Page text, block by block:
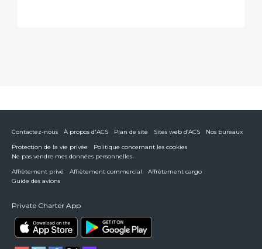
Contactez-nous À propos d'ACS Plan de site Sites web d’ACS
Nos bureaux
Protection de la vie privée
Politique concernant les cookies
Ne pas vendre mes données personnelles
Affrètement privé
Affrètement commercial
Affrètement cargo
Guide des avions
Private Charter App